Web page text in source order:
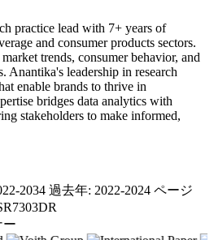
practice lead with 7+ years of
and consumer products sectors.
trends, consumer behavior, and
Anantika's leadership in research
enable brands to thrive in
bridges data analytics with
stakeholders to make informed,
2034 過去年: 2022-2024 ページ
ー